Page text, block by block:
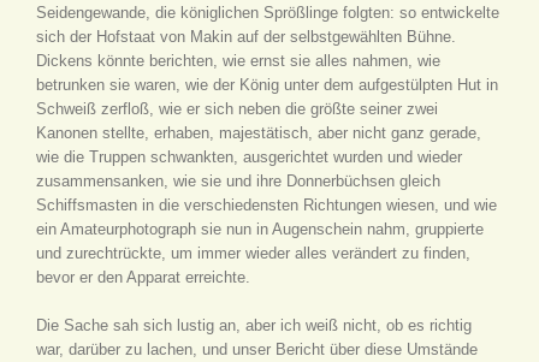
Seidengewande, die königlichen Sprößlinge folgten: so entwickelte
sich der Hofstaat von Makin auf der selbstgewählten Bühne.
Dickens könnte berichten, wie ernst sie alles nahmen, wie
betrunken sie waren, wie der König unter dem aufgestülpten Hut in
Schweiß zerfloß, wie er sich neben die größte seiner zwei
Kanonen stellte, erhaben, majestätisch, aber nicht ganz gerade,
wie die Truppen schwankten, ausgerichtet wurden und wieder
zusammensanken, wie sie und ihre Donnerbüchsen gleich
Schiffsmasten in die verschiedensten Richtungen wiesen, und wie
ein Amateurphotograph sie nun in Augenschein nahm, gruppierte
und zurechtrückte, um immer wieder alles verändert zu finden,
bevor er den Apparat erreichte.
Die Sache sah sich lustig an, aber ich weiß nicht, ob es richtig
war, darüber zu lachen, und unser Bericht über diese Umstände